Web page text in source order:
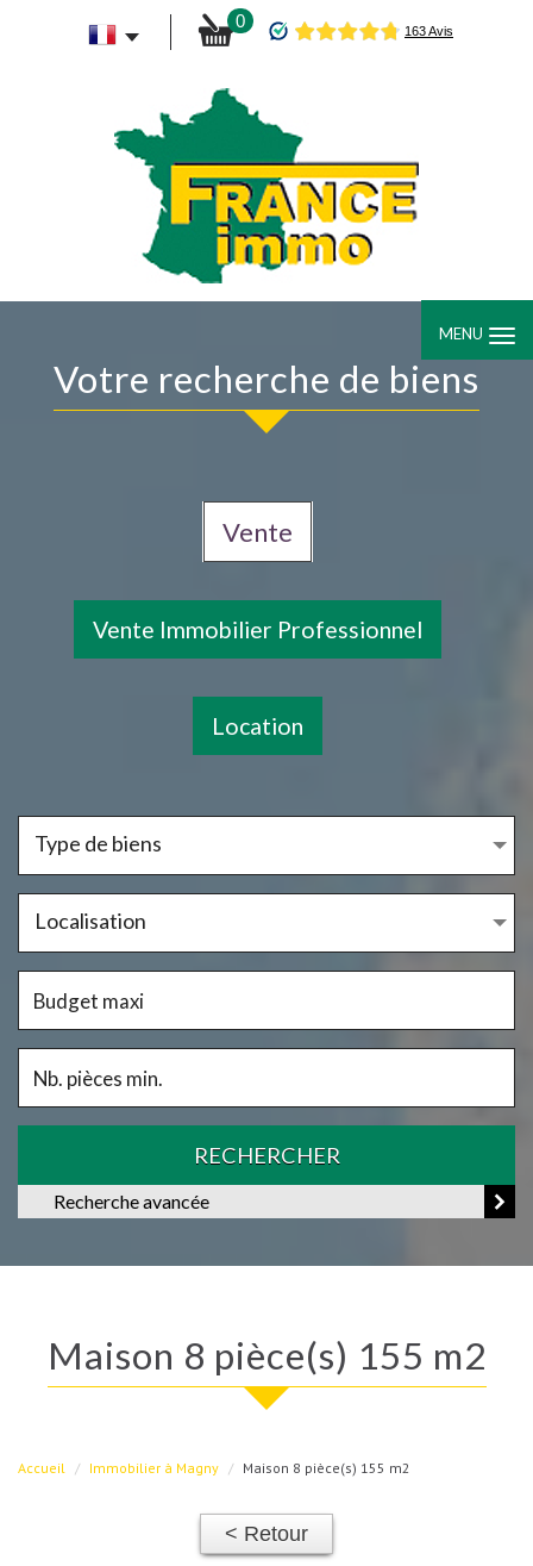
0
MENU
votre recherche de biens
Vente
Vente Immobilier Professionnel
Location
Type de biens
Localisation
RECHERCHER
Recherche avancée
maison 8 pièce(s) 155 m2
Accueil Immobilier à Magny Maison 8 pièce(s) 155 m2
< Retour